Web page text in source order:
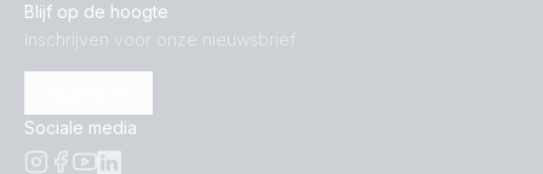
Blijf op de hoogte
Inschrijven voor onze nieuwsbrief
Sociale media